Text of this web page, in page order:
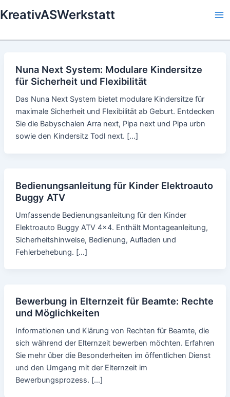
to
KreativASWerkstatt
Nuna Next System: Modulare Kindersitze
für Sicherheit und Flexibilität
Das Nuna Next System bietet modulare Kindersitze für
maximale Sicherheit und Flexibilität ab Geburt. Entdecken
Sie die Babyschalen Arra next, Pipa next und Pipa urbn
sowie den Kindersitz Todl next. […]
Bedienungsanleitung für Kinder Elektroauto
Buggy ATV
Umfassende Bedienungsanleitung für den Kinder
Elektroauto Buggy ATV 4x4. Enthält Montageanleitung,
Sicherheitshinweise, Bedienung, Aufladen und
Fehlerbehebung. […]
Bewerbung in Elternzeit für Beamte: Rechte
und Möglichkeiten
Informationen und Klärung von Rechten für Beamte, die
sich während der Elternzeit bewerben möchten. Erfahren
Sie mehr über die Besonderheiten im öffentlichen Dienst
und den Umgang mit der Elternzeit im
Bewerbungsprozess. […]